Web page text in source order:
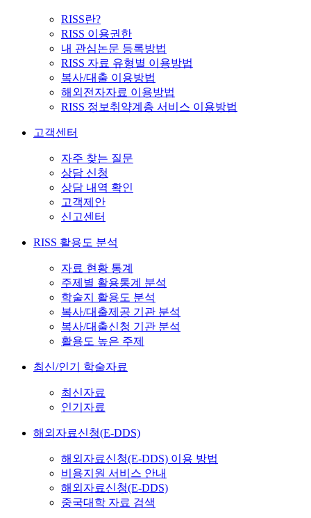
RISS란?
RISS 이용권한
내 관심논문 등록방법
RISS 자료 유형별 이용방법
복사/대출 이용방법
해외전자자료 이용방법
RISS 정보취약계층 서비스 이용방법
고객센터
자주 찾는 질문
상담 신청
상담 내역 확인
고객제안
신고센터
RISS 활용도 분석
자료 현황 통계
주제별 활용통계 분석
학술지 활용도 분석
복사/대출제공 기관 분석
복사/대출신청 기관 분석
활용도 높은 주제
최신/인기 학술자료
최신자료
인기자료
해외자료신청(E-DDS)
해외자료신청(E-DDS) 이용 방법
비용지원 서비스 안내
해외자료신청(E-DDS)
중국대학 자료 검색